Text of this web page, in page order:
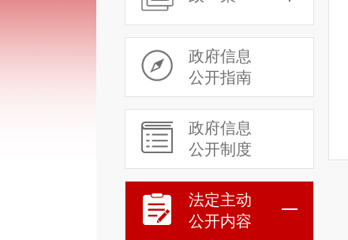
政府信息
公开指南
政府信息
公开制度
法定主动
公开内容